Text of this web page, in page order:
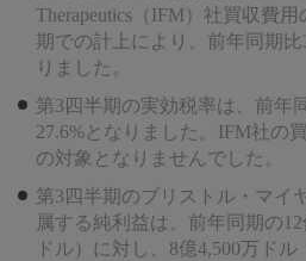
Therapeutics（IFM）社買収費
期での計上により、前年同期比
りました。
第3四半期の実効税率は、前年
27.6%となりました。IFM社の
の対象となりませんでした。
第3四半期のブリストル・マイ
属する純利益は、前年同期の
ドル）に対し、8億4,500万ドル